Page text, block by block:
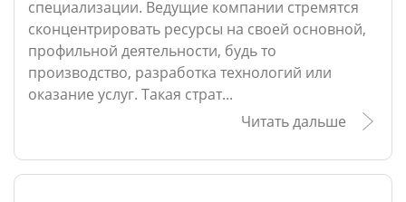
специализации. Ведущие компании стремятся
сконцентрировать ресурсы на своей основной,
профильной деятельности, будь то
производство, разработка технологий или
оказание услуг. Такая страт...
Читать дальше